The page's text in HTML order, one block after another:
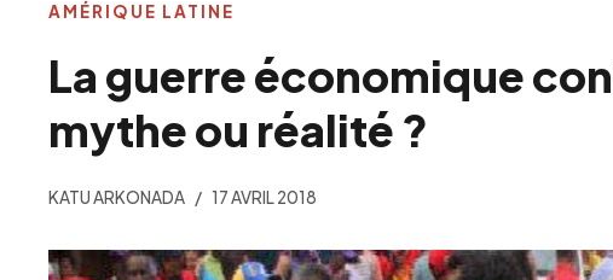
La guerre économique
mythe ou réalité ?
KATU ARKONADA 17 AVRIL 2018
AMÉRIQUE LATINE